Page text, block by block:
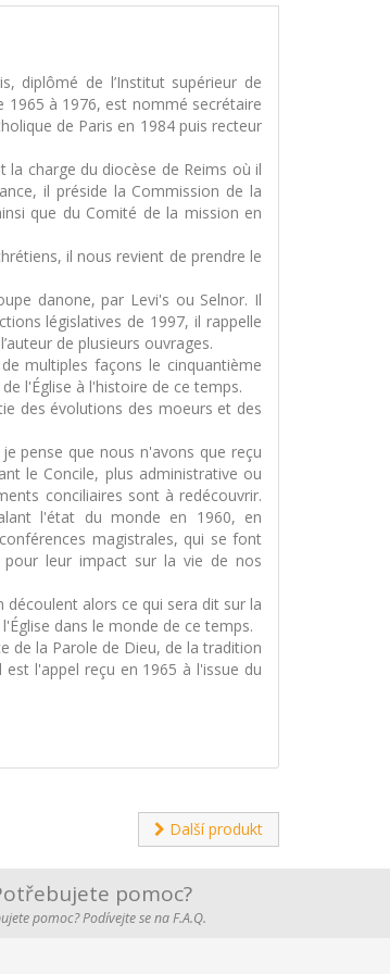
diplômé de l’Institut supérieur de
1965 à 1976, est nommé secrétaire
de Paris en 1984 puis recteur
la charge du diocèse de Reims où il
il préside la Commission de la
que du Comité de la mission en
il nous revient de prendre le
danone, par Levi's ou Selnor. Il
législatives de 1997, il rappelle
de plusieurs ouvrages.
multiples façons le cinquantième
l'Église à l'histoire de ce temps.
des évolutions des moeurs et des
pense que nous n'avons que reçu
le Concile, plus administrative ou
conciliaires sont à redécouvrir.
l'état du monde en 1960, en
magistrales, qui se font
pour leur impact sur la vie de nos
découlent alors ce qui sera dit sur la
dans le monde de ce temps.
de la Parole de Dieu, de la tradition
l'appel reçu en 1965 à l'issue du
Další produkt
pomoc?
pomoc? Podívejte se na F.A.Q.